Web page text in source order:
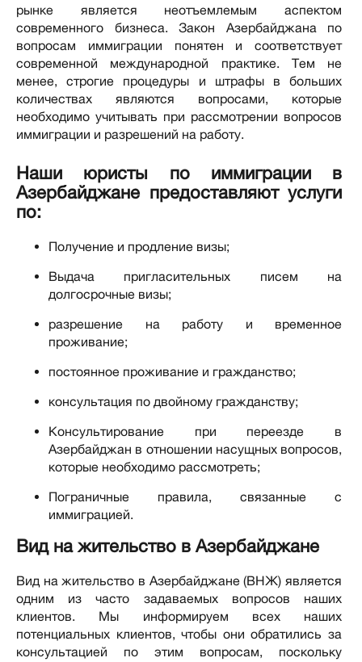
рынке является неотъемлемым аспектом
современного бизнеса. Закон Азербайджана по
вопросам иммиграции понятен и соответствует
современной международной практике. Тем не
менее, строгие процедуры и штрафы в больших
количествах являются вопросами, которые
необходимо учитывать при рассмотрении вопросов
иммиграции и разрешений на работу.
Наши юристы по иммиграции в
Азербайджане предоставляют услуги
по:
Получение и продление визы;
Выдача пригласительных писем на
долгосрочные визы;
разрешение на работу и временное
проживание;
постоянное проживание и гражданство;
консультация по двойному гражданству;
Консультирование при переезде в
Азербайджан в отношении насущных вопросов,
которые необходимо рассмотреть;
Пограничные правила, связанные с
иммиграцией.
Вид на жительство в Азербайджане
Вид на жительство в Азербайджане (ВНЖ) является
одним из часто задаваемых вопросов наших
клиентов. Мы информируем всех наших
потенциальных клиентов, чтобы они обратились за
консультацией по этим вопросам, поскольку